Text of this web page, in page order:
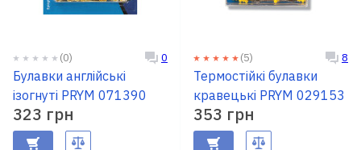
(0) 0
Булавки англійські
ізогнуті PRYM 071390
323 грн
(5) 8
Термостійкі булавки
кравецькі PRYM 029153
353 грн